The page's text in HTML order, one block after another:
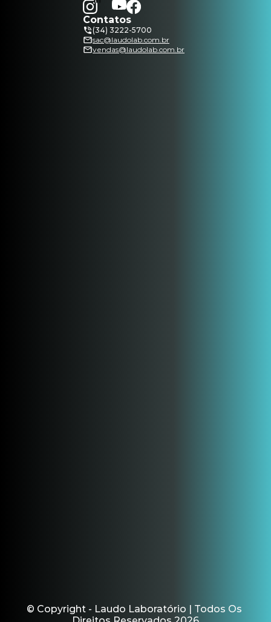
Contatos
(34) 3222-5700
sac@laudolab.com.br
vendas@laudolab.com.br
© Copyright - Laudo Laboratório | Todos Os